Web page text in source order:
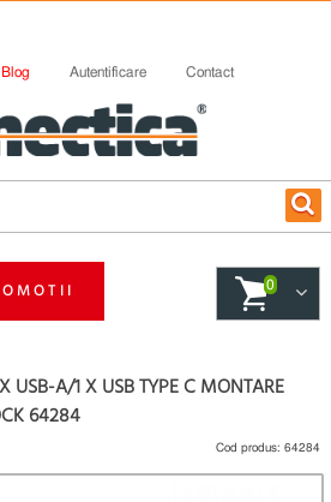
Blog Autentificare Contact
0
USB-A/1 X USB TYPE C MONTARE
64284
Cod produs: 64284